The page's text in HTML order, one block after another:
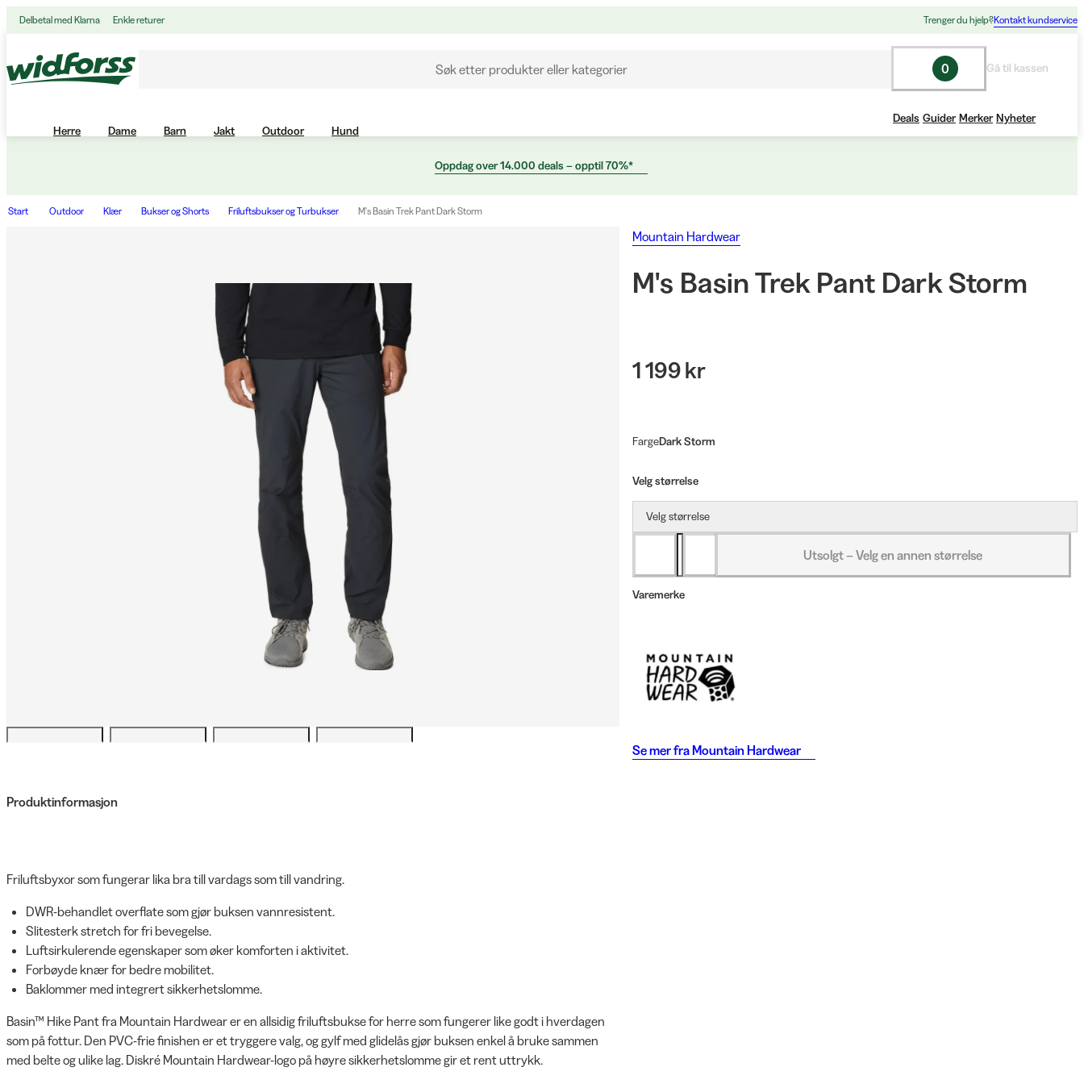
Delbetal med Klarna Enkle returer Trenger du hjelp?Kontakt kundservice
Søk etter produkter eller kategorier 0 Gå til kassen
Herre Dame Barn Jakt Outdoor Hund
Deals Guider Merker Nyheter
Oppdag over 14.000 deals – opptil 70%*
Start Outdoor Klær Bukser og Shorts Friluftsbukser og Turbukser M's Basin Trek Pant Dark Storm
Produktinformasjon
Friluftsbyxor som fungerar lika bra till vardags som till vandring.
DWR-behandlet overflate som gjør buksen vannresistent.
Slitesterk stretch for fri bevegelse.
Luftsirkulerende egenskaper som øker komforten i aktivitet.
Forbøyde knær for bedre mobilitet.
Baklommer med integrert sikkerhetslomme.
Basin™ Hike Pant fra Mountain Hardwear er en allsidig friluftsbukse for herre som fungerer like godt i hverdagen
som på fottur. Den PVC-frie finishen er et tryggere valg, og gylf med glidelås gjør buksen enkel å bruke sammen
med belte og ulike lag. Diskré Mountain Hardwear-logo på høyre sikkerhetslomme gir et rent uttrykk.
Mountain Hardwear
M's Basin Trek Pant Dark Storm
1 199 kr
FargeDark Storm
Velg størrelse
Velg størrelse
Utsolgt – Velg en annen størrelse
Varemerke
Se mer fra Mountain Hardwear